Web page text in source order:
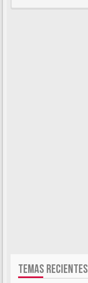
TEMAS RECIENTES